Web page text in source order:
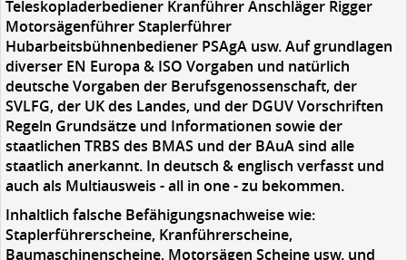
Teleskopladerbediener Kranführer Anschläger Rigger
Motorsägenführer Staplerführer
Hubarbeitsbühnenbediener PSAgA usw. Auf grundlagen
diverser EN Europa & ISO Vorgaben und natürlich
deutsche Vorgaben der Berufsgenossenschaft, der
SVLFG, der UK des Landes, und der DGUV Vorschriften
Regeln Grundsätze und Informationen sowie der
staatlichen TRBS des BMAS und der BAuA sind alle
staatlich anerkannt. In deutsch & englisch verfasst und
auch als Multiausweis - all in one - zu bekommen.
Inhaltlich falsche Befähigungsnachweise wie:
Staplerführerscheine, Kranführerscheine,
Baumaschinenscheine, Motorsägen Scheine usw. und